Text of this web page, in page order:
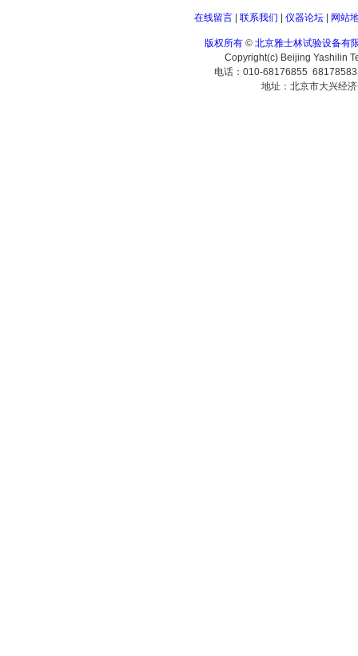
在线留言| 联系我们 仪器论坛| 网站
版权所有 © 北京雅士林试验设备有
Copyright(c) Beijing Yashilin
电话：010-68176855
地址：北京市大兴经